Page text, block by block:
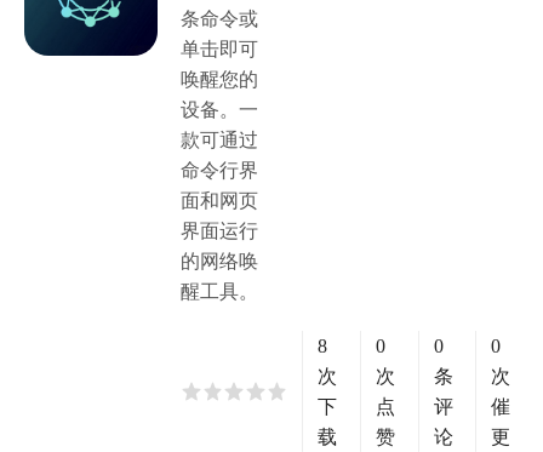
条命令或
单击即可
唤醒您的
设备。一
款可通过
命令行界
面和网页
界面运行
的网络唤
醒工具。
8
次
下
载
0
次
点
赞
0
条
评
论
0
次
催
更